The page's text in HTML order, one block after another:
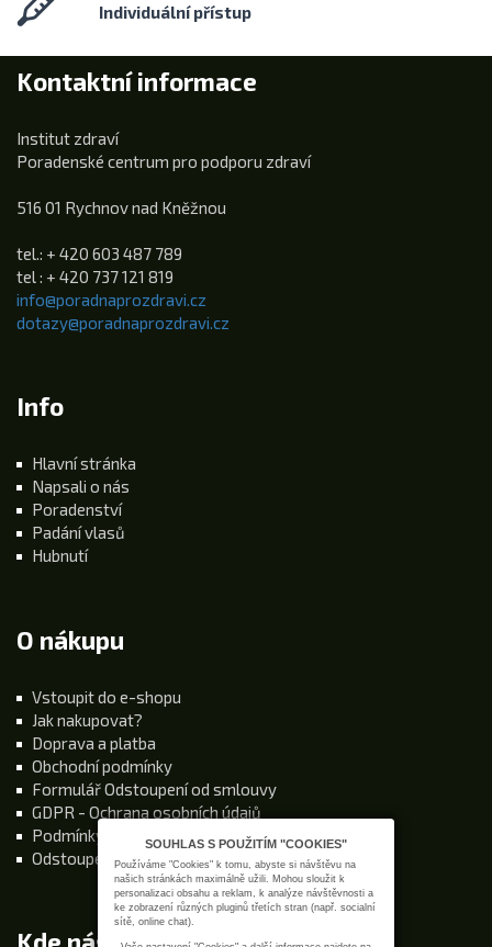
SOUHLAS S POUŽITÍM "COOKIES"
Používáme "Cookies" k tomu, abyste si návštěvu na
našich stránkách maximálně užili. Mohou sloužit k
personalizaci obsahu a reklam, k analýze návštěvnosti a
ke zobrazení různých pluginů třetích stran (např. socialní
sítě, online chat).
Individuální přístup
Kontaktní informace
Institut zdraví
Poradenské centrum pro podporu zdraví
516 01 Rychnov nad Kněžnou
tel.: + 420 603 487 789
tel : + 420 737 121 819
info@poradnaprozdravi.cz
dotazy@poradnaprozdravi.cz
Info
Hlavní stránka
Napsali o nás
Poradenství
Padání vlasů
Hubnutí
O nákupu
Vstoupit do e-shopu
Jak nakupovat?
Doprava a platba
Obchodní podmínky
Formulář Odstoupení od smlouvy
GDPR - Ochrana osobních údajů
Podmínky používání stránek
Odstoupení od kupní smlouvy